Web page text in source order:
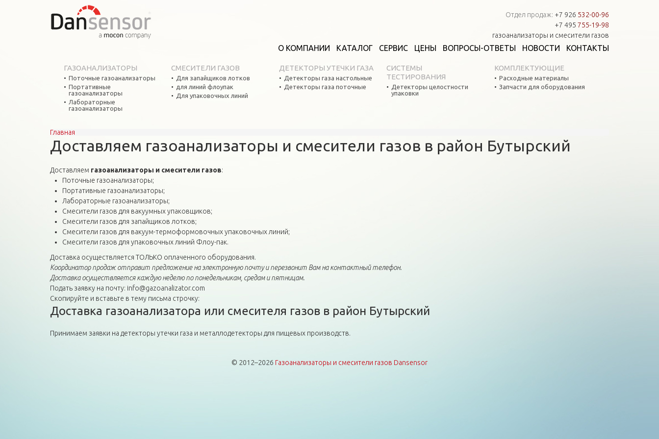
Отдел продаж: +7 926 532-00-96
+7 495 755-19-98
газоанализаторы и смесители газов
О КОМПАНИИ КАТАЛОГ СЕРВИС ЦЕНЫ ВОПРОСЫ-ОТВЕТЫ НОВОСТИ КОНТАКТЫ
ГАЗОАНАЛИЗАТОРЫ
Поточные газоанализаторы
Портативные
газоанализаторы
Лабораторные
газоанализаторы
СМЕСИТЕЛИ ГАЗОВ
Для запайщиков лотков
для линий флоупак
Для упаковочных линий
ДЕТЕКТОРЫ УТЕЧКИ ГАЗА
Детекторы газа настольные
Детекторы газа поточные
СИСТЕМЫ
ТЕСТИРОВАНИЯ
Детекторы целостности
упаковки
КОМПЛЕКТУЮЩИЕ
Расходные материалы
Запчасти для оборудования
Вы здесь
Главная
Доставляем газоанализаторы и смесители газов в район Бутырский
Доставляем газоанализаторы и смесители газов:
Поточные газоанализаторы;
Портативные газоанализаторы;
Лабораторные газоанализаторы;
Смесители газов для вакуумных упаковщиков;
Смесители газов для запайщиков лотков;
Смесители газов для вакуум-термоформовочных упаковочных линий;
Смесители газов для упаковочных линий Флоу-пак.
Доставка осуществляется ТОЛЬКО оплаченного оборудования.
Координатор продаж отправит предложение на электронную почту и перезвонит Вам на контактный телефон.
Доставка осуществляется каждую неделю по понедельникам, средам и пятницам.
Подать заявку на почту: info@gazoanalizator.com
Скопируйте и вставьте в тему письма строчку:
Доставка газоанализатора или смесителя газов в район Бутырский
Принимаем заявки на детекторы утечки газа и металлодетекторы для пищевых производств.
© 2012–2026 Газоанализаторы и смесители газов Dansensor